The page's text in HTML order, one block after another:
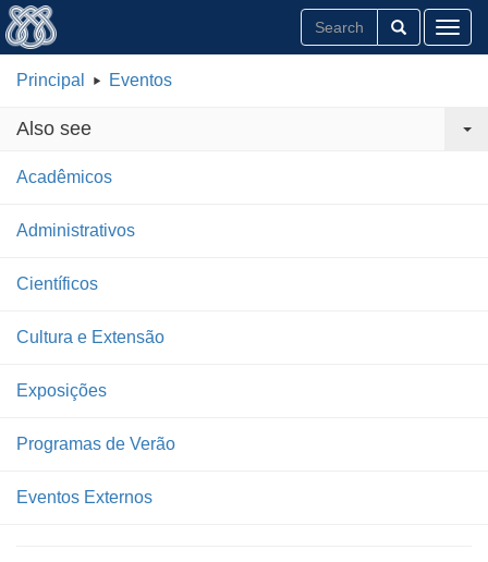
Principal Eventos
Also see
Acadêmicos
Administrativos
Científicos
Cultura e Extensão
Exposições
Programas de Verão
Eventos Externos